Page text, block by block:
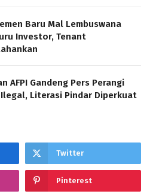
Baru Mal Lembuswana
Investor, Tenant
AFPI Gandeng Pers Perangi
Literasi Pindar Diperkuat
Twitter
Pinterest